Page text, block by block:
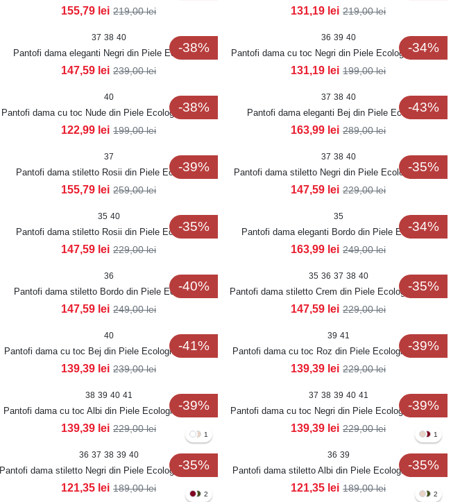
155,79 lei 219,00lei 131,19 lei 219,00lei
-38%
37 38 40
Pantofi dama eleganti Negri din Piele Ecologica
Lacuita Starla
147,59 lei 239,00lei
-34%
36 39 40
Pantofi dama cu toc Negri din Piele Ecologica Miraya
131,19 lei 199,00lei
-38%
40
Pantofi dama cu toc Nude din Piele Ecologica Miraya
122,99 lei 199,00lei
-43%
37 38 40
Pantofi dama eleganti Bej din Piele Ecologica
Rasheqa
163,99 lei 289,00lei
-39%
37
Pantofi dama stiletto Rosii din Piele Ecologica
Karissa
155,79 lei 259,00lei
-35%
37 38 40
Pantofi dama stiletto Negri din Piele Ecologica Allya
147,59 lei 229,00lei
-35%
35 40
Pantofi dama stiletto Rosii din Piele Ecologica
Intoarsa Allya2
147,59 lei 229,00lei
-34%
35
Pantofi dama eleganti Bordo din Piele Ecologica
Lacuita Emrey
163,99 lei 249,00lei
-40%
36
Pantofi dama stiletto Bordo din Piele Ecologica
Lacuita Inaya
147,59 lei 249,00lei
-35%
35 36 37 38 40
Pantofi dama stiletto Crem din Piele Ecologica Munay
147,59 lei 229,00lei
-41%
40
Pantofi dama cu toc Bej din Piele Ecologica Lacuita
Iryani
139,39 lei 239,00lei
-39%
39 41
Pantofi dama cu toc Roz din Piele Ecologica Lacuita
Jeyna
139,39 lei 229,00lei
-39%
38 39 40 41
Pantofi dama cu toc Albi din Piele Ecologica Lacuita
Jeyna
139,39 lei 229,00lei
-39%
37 38 39 40 41
Pantofi dama cu toc Negri din Piele Ecologica Lacuita
Jeyna
139,39 lei 229,00lei
-35%
1
36 37 38 39 40
Pantofi dama stiletto Negri din Piele Ecologica Lacuita
Mariama
121,35 lei 189,00lei
-35%
1
36 39
Pantofi dama stiletto Albi din Piele Ecologica Lacuita
Mariama
121,35 lei 189,00lei
2 2